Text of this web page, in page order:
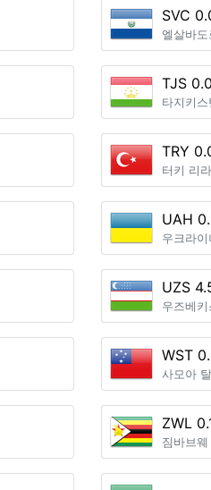
SVC
엘살바
TJS
타지키
TRY
터키 리라
UAH
우크라
UZS
우즈베
WST
사모아
ZWL
짐바브웨